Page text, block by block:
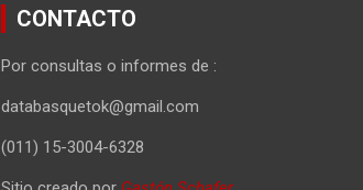
CONTACTO
Por consultas o informes de :
databasquetok@gmail.com
(011) 15-3004-6328